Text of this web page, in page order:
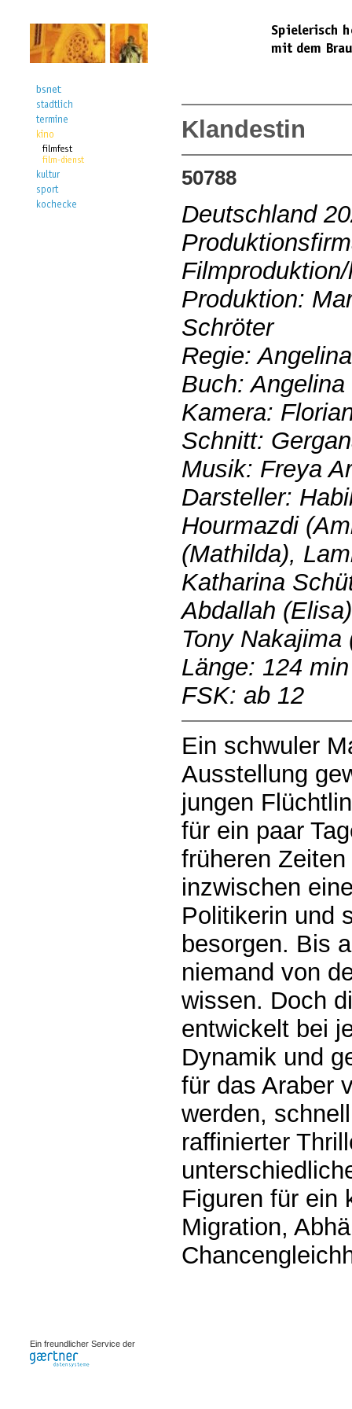
Klandestin
50788
Deutschland
Produktion:
Schröter
Regie:
Buch:
Kamera:
Schnitt:
Musik: Freya
Darsteller:
Hourmazdi
(Mathilda),
Katharina
Abdallah
Tony Nakajima
Länge: 124 min
FSK: ab 12
Ein schwuler
Ausstellung
jungen
für ein paar
früheren
inzwischen
Politikerin und
besorgen. Bis
niemand von
wissen. Doch
entwickelt bei
Dynamik und
für das Araber
werden,
raffinierter
Figuren für ein
Migration,
Ein freundlicher Service der